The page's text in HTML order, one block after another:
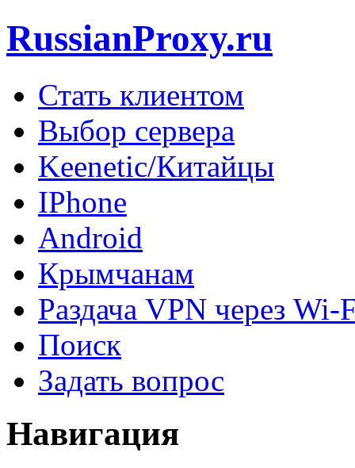
RussianProxy.ru
Стать клиентом
Выбор сервера
Keenetic/Китайцы
IPhone
Android
Крымчанам
Раздача VPN через Wi-
Поиск
Задать вопрос
Навигация